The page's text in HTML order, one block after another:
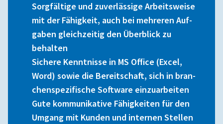
Sorgfältige und zuverlässige Arbeitsweise
mit der Fähigkeit, auch bei mehreren Auf-
gaben gleichzeitig den Überblick zu
behalten
Sichere Kenntnisse in MS Office (Excel,
Word) sowie die Bereitschaft, sich in bran-
chenspezifische Software einzuarbeiten
Gute kommunikative Fähigkeiten für den
Umgang mit Kunden und internen Stellen